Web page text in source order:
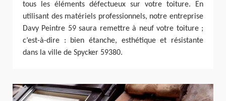
tous les éléments défectueux sur votre toiture. En
utilisant des matériels professionnels, notre entreprise
Davy Peintre 59 saura remettre à neuf votre toiture ;
c’est-à-dire : bien étanche, esthétique et résistante
dans la ville de Spycker 59380.